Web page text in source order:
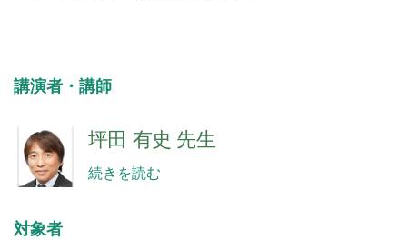
講演者・講師
坪田 有史 先生
続きを読む
対象者